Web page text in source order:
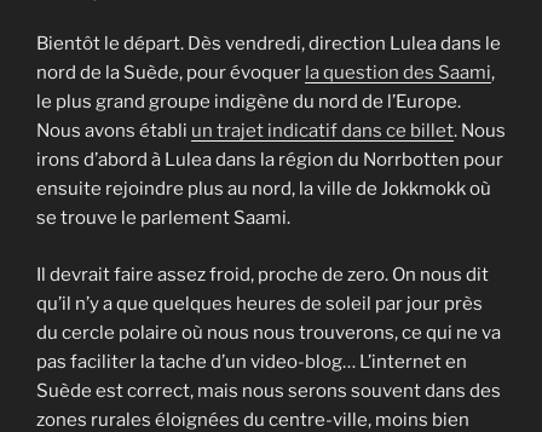
Bientôt le départ. Dès vendredi, direction Lulea dans le
nord de la Suède, pour évoquer la question des Saami,
le plus grand groupe indigène du nord de l’Europe.
Nous avons établi un trajet indicatif dans ce billet. Nous
irons d’abord à Lulea dans la région du Norrbotten pour
ensuite rejoindre plus au nord, la ville de Jokkmokk où
se trouve le parlement Saami.
Il devrait faire assez froid, proche de zero. On nous dit
qu’il n’y a que quelques heures de soleil par jour près
du cercle polaire où nous nous trouverons, ce qui ne va
pas faciliter la tache d’un video-blog… L’internet en
Suède est correct, mais nous serons souvent dans des
zones rurales éloignées du centre-ville, moins bien